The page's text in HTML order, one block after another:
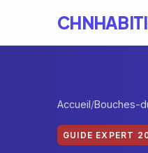
Accueil Bouches-
GUIDE EXPERT